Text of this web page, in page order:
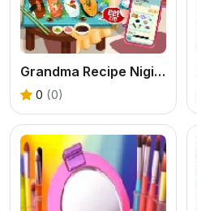
Grandma Recipe Nigiri Sushi
0 (0)